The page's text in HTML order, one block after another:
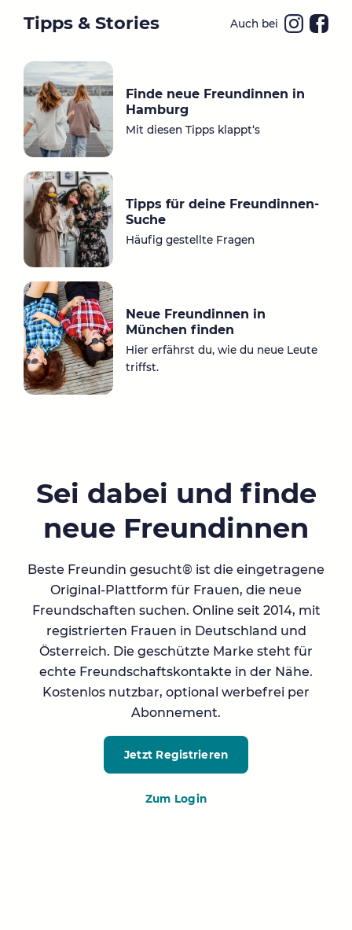
Tipps & Stories Auch bei
a
Finde neue Freundinnen in
Hamburg
Mit diesen Tipps klappt‘s
Tipps für deine Freundinnen-
Suche
Häufig gestellte Fragen
Neue Freundinnen in
München finden
Hier erfährst du, wie du neue Leute
triffst.
Sei dabei und finde
neue Freundinnen
Beste Freundin gesucht® ist die eingetragene
Original-Plattform für Frauen, die neue
Freundschaften suchen. Online seit 2014, mit
registrierten Frauen in Deutschland und
Österreich. Die geschützte Marke steht für
echte Freundschaftskontakte in der Nähe.
Kostenlos nutzbar, optional werbefrei per
Abonnement.
Jetzt Registrieren
Zum Login